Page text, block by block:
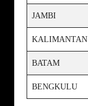
JAMBI
KALIMANTAN
BATAM
BENGKULU